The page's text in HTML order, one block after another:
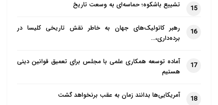
آن را بنا نهاده‌اند و در این راه الگوهای ما بوده و مراجع هم
ما زنان و مردان مسلمان باید خداوند را شاکر باشیم که
زمان (عج) هم به ما کمک می‌کند، به شرطی که واقعیت‌ها
را بیان کنیم و رهرو آنان باشیم و کارهایی را انجام دهیم که
اثر خوبی را در جامعه داشته باشد.
15 تشییع باشکوه؛ حماسه‌ای به وسعت تاریخ
16
رهبر کاتولیک‌های جهان به خاطر نقش تاریخی کلیسا در
برده‌داری،…
17
آماده توسعه همکاری علمی با مجلس برای تعمیق قوانین دینی
هستیم
18 آمریکایی‌ها بدانند زمان به عقب برنخواهد گشت